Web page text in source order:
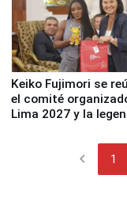
Keiko Fujimori se
el comité
Lima 2027 y la
chevron_left 1